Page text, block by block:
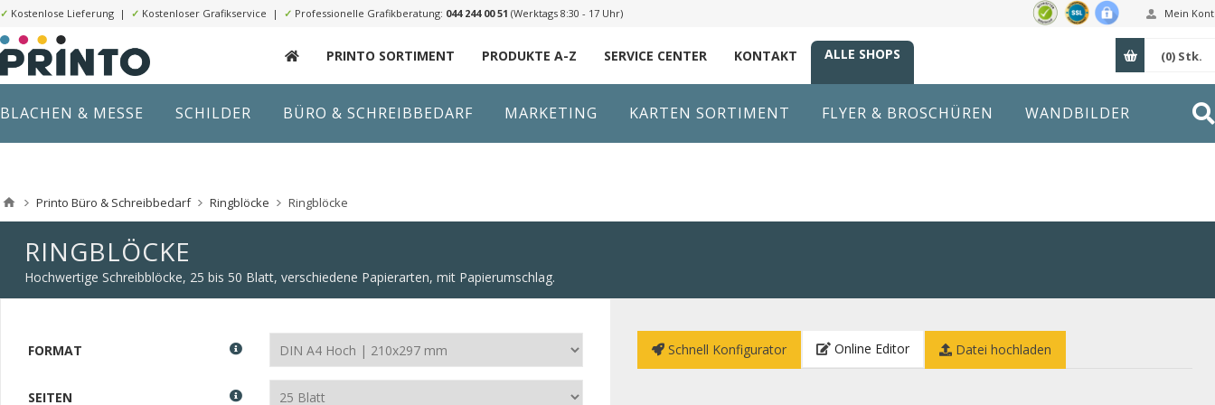
Mein
✓ Kostenlose Lieferung | ✓ Kostenloser Grafikservice | ✓ Professionelle Grafikberatung: 044 244 00 51 (Werktags 8:30 - 17 Uhr)
PRINTO SORTIMENT PRODUKTE A-Z SERVICE CENTER KONTAKT ALLE SHOPS (0) Stk.
BLACHEN & MESSE SCHILDER BÜRO & SCHREIBBEDARF MARKETING KARTEN SORTIMENT FLYER & BROSCHÜREN WANDBILDER
Printo Büro & Schreibbedarf Ringblöcke Ringblöcke
RINGBLÖCKE
Hochwertige Schreibblöcke, 25 bis 50 Blatt, verschiedene Papierarten, mit Papierumschlag.
FORMAT
SEITEN
Schnell Konfigurator Online Editor Datei hochladen